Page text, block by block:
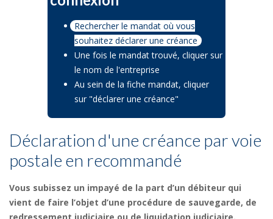
Rechercher le mandat où vous
souhaitez déclarer une créance
Une fois le mandat trouvé, cliquer sur
le nom de l'entreprise
Au sein de la fiche mandat, cliquer
sur "déclarer une créance"
Déclaration d'une créance par voie
postale en recommandé
Vous subissez un impayé de la part d’un débiteur qui
vient de faire l’objet d’une procédure de sauvegarde, de